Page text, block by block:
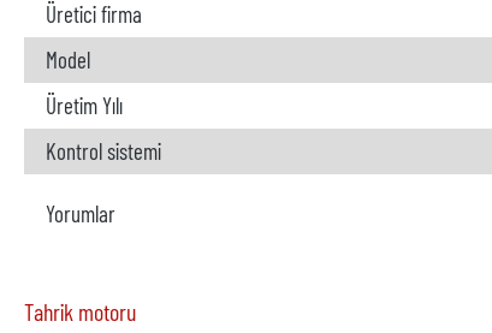
Üretici firma
Model
Üretim Yılı
Kontrol sistemi
Yorumlar
Tahrik motoru